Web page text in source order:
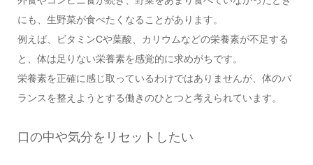
にも、生野菜が食べたくなることがあります。
例えば、ビタミンCや葉酸、カリウムなどの栄養素が不足する
と、体は足りない栄養素を感覚的に求めがちです。
栄養素を正確に感じ取っているわけではありませんが、体のバ
ランスを整えようとする働きのひとつと考えられています。
口の中や気分をリセットしたい